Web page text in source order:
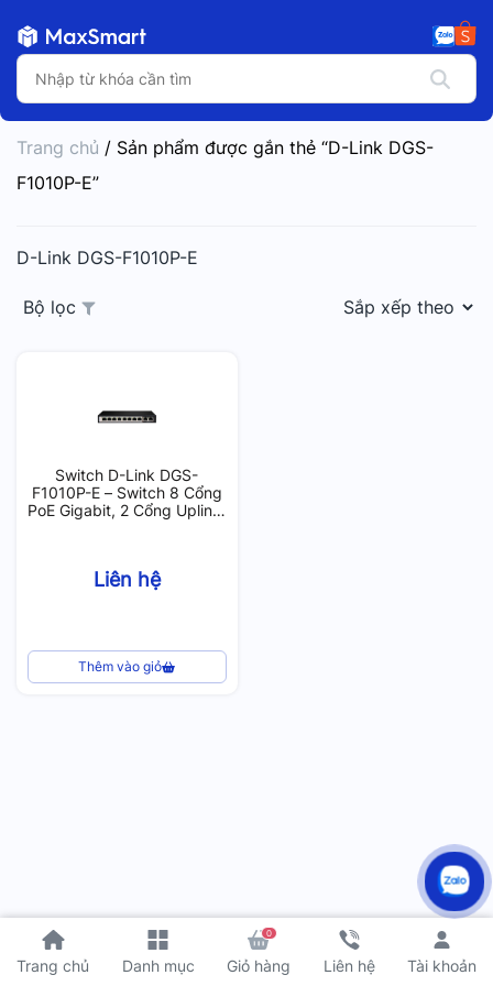
Trang chủ Danh mục
0
Giỏ hàng Liên hệ Tài khoản
Trang chủ / Sản phẩm được gắn thẻ “D-Link DGS-
F1010P-E”
D-Link DGS-F1010P-E
Bộ lọc
Switch D-Link DGS-
F1010P-E – Switch 8 Cổng
PoE Gigabit, 2 Cổng Uplink,
Liên hệ
Thêm vào giỏ